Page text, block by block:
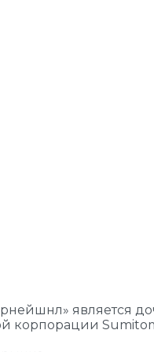
является
корпорации